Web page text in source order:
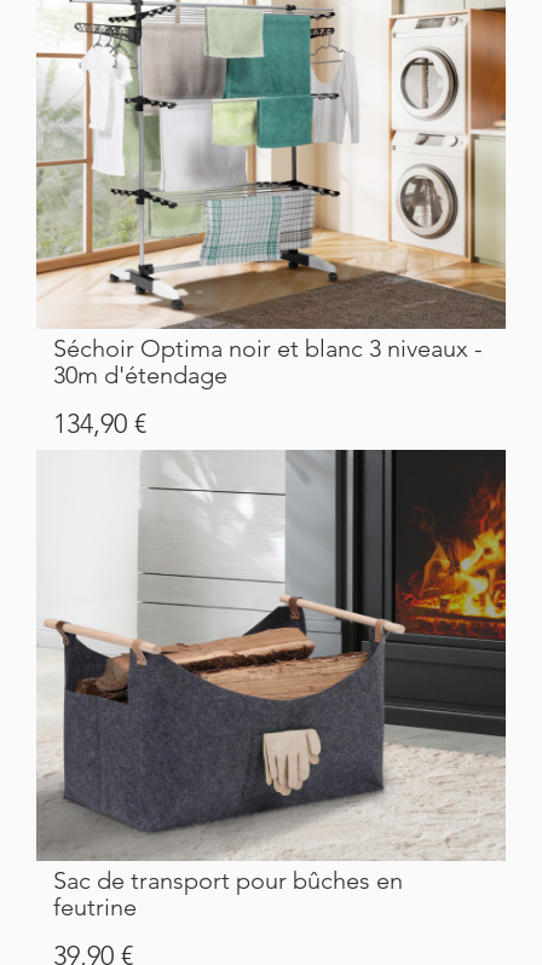
Séchoir Optima noir et blanc 3 niveaux -
30m d'étendage
Prix
134,90 €
Sac de transport pour bûches en
feutrine
Prix
39,90 €